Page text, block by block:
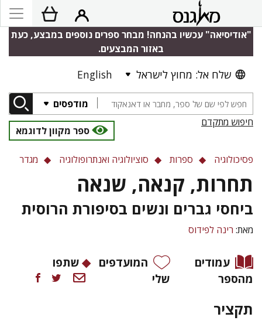
"אודיסיאה" עכשיו בהנחה! מבחר ספרים נוספים במבצע, כעת
באזור המבצעים.
שלח אל: מחוץ לישראל English
מודפסים
חיפוש מתקדם
ספר מקוון לדוגמא
פסיכולוגיה ספרות סוציולוגיה ואנתרופולוגיה מגדר
תחרות, קנאה, שנאה
ביחסי גברים ונשים בסיפורת הרוסית
מאת: רינה לפידוס
עמודים
מהספר
המועדפים
שלי
שתפו
תקציר